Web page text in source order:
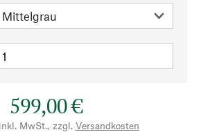
599,00 €
MwSt., zzgl. Versandkosten